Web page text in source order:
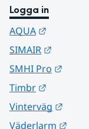
Logga in
AQUA
SIMAIR
SMHI Pro
Timbr
Vinterväg
Väderlarm